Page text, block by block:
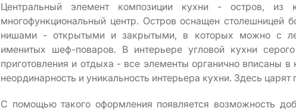
Центральный элемент композиции кухни - остров, из
многофункциональный центр. Остров оснащен столешницей
нишами - открытыми и закрытыми, в которых можно с
именитых шеф-поваров. В интерьере угловой кухни
приготовления и отдыха - все элементы органично вписаны
неординарность и уникальность интерьера кухни. Здесь
С помощью такого оформления появляется возможность